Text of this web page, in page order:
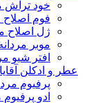
خود تراش
فوم اصلاح
ژل اصلاح
موبر
افتر شیو
عطر و ادکلن
پرفیوم
ادو پرفیوم